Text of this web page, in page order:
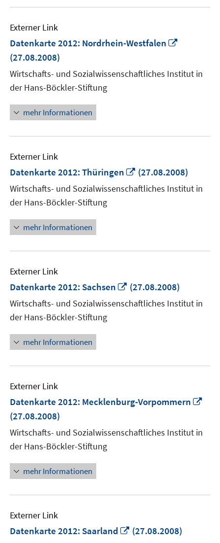
Externer Link
Datenkarte 2012: Nordrhein-Westfalen
öffnen
(27.08.2008)
Wirtschafts- und Sozialwissenschaftliches Institut in
der Hans-Böckler-Stiftung
mehr Informationen
Externer Link
Datenkarte 2012: Thüringen
In
neuem
Fenster
(27.08.2008)
Wirtschafts- und Sozialwissenschaftliches Institut in
der Hans-Böckler-Stiftung
mehr Informationen
Externer Link
Datenkarte 2012: Sachsen
In
neuem
Fenster
(27.08.2008)
Wirtschafts- und Sozialwissenschaftliches Institut in
der Hans-Böckler-Stiftung
mehr Informationen
Externer Link
Datenkarte 2012: Mecklenburg-Vorpommern
(27.08.2008)
Wirtschafts- und Sozialwissenschaftliches Institut in
der Hans-Böckler-Stiftung
mehr Informationen
Externer Link
Datenkarte 2012: Saarland
In
(27.08.2008)